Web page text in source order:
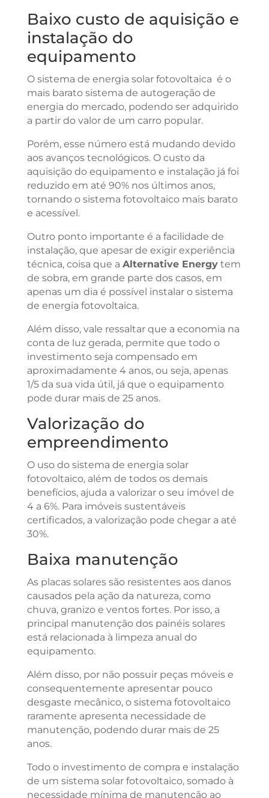
Baixo custo de aquisição e
instalação do
equipamento
O sistema de energia solar fotovoltaica é o
mais barato sistema de autogeração de
energia do mercado, podendo ser adquirido
a partir do valor de um carro popular.
Porém, esse número está mudando devido
aos avanços tecnológicos. O custo da
aquisição do equipamento e instalação já foi
reduzido em até 90% nos últimos anos,
tornando o sistema fotovoltaico mais barato
e acessível.
Outro ponto importante é a facilidade de
instalação, que apesar de exigir experiência
técnica, coisa que a Alternative Energytem
de sobra, em grande parte dos casos, em
apenas um dia é possível instalar o sistema
de energia fotovoltaica.
Além disso, vale ressaltar que a economia na
conta de luz gerada, permite que todo o
investimento seja compensado em
aproximadamente 4 anos, ou seja, apenas
1/5 da sua vida útil, já que o equipamento
pode durar mais de 25 anos.
Valorização do
empreendimento
O uso do sistema de energia solar
fotovoltaico, além de todos os demais
benefícios, ajuda a valorizar o seu imóvel de
4 a 6%. Para imóveis sustentáveis
certificados, a valorização pode chegar a até
30%.
Baixa manutenção
As placas solares são resistentes aos danos
causados pela ação da natureza, como
chuva, granizo e ventos fortes. Por isso, a
principal manutenção dos painéis solares
está relacionada à limpeza anual do
equipamento.
Além disso, por não possuir peças móveis e
consequentemente apresentar pouco
desgaste mecânico, o sistema fotovoltaico
raramente apresenta necessidade de
manutenção, podendo durar mais de 25
anos.
Todo o investimento de compra e instalação
de um sistema solar fotovoltaico, somado à
necessidade mínima de manutenção ao